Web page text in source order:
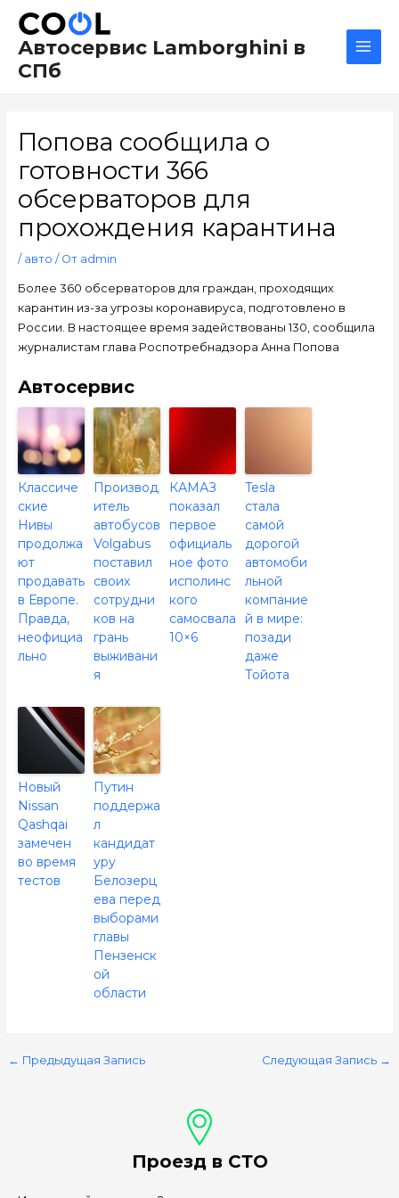
содержимому
Автосервис Lamborghini в
СПб
Попова сообщила о
готовности 366
обсерваторов для
прохождения карантина
/ авто / От admin
Более 360 обсерваторов для граждан, проходящих
карантин из-за угрозы коронавируса, подготовлено в
России. В настоящее время задействованы 130, сообщила
журналистам глава Роспотребнадзора Анна Попова
Автосервис
Классиче
ские
Нивы
продолжа
ют
продавать
в Европе.
Правда,
неофициа
льно
Производ
итель
автобусов
Volgabus
поставил
своих
сотрудни
ков на
грань
выживани
я
КАМАЗ
показал
первое
официаль
ное фото
исполинс
кого
самосвала
10×6
Tesla
стала
самой
дорогой
автомоби
льной
компание
й в мире:
позади
даже
Тойота
Новый
Nissan
Qashqai
замечен
во время
тестов
Путин
поддержа
л
кандидат
уру
Белозерц
ева перед
выборами
главы
Пензенск
ой
области
по
записям
← Предыдущая Запись Следующая Запись →
Проезд в СТО